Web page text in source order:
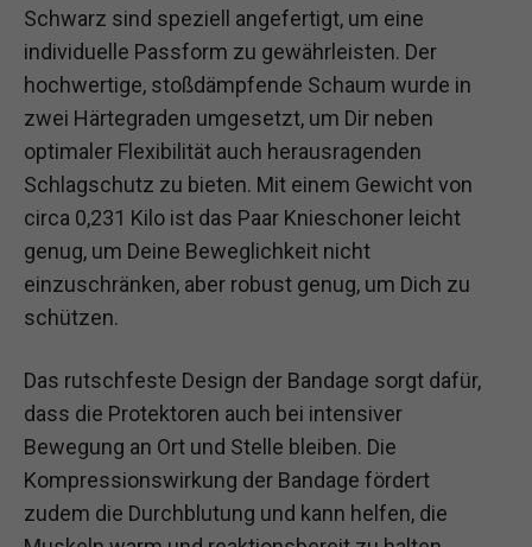
Schwarz sind speziell angefertigt, um eine
individuelle Passform zu gewährleisten. Der
hochwertige, stoßdämpfende Schaum wurde in
zwei Härtegraden umgesetzt, um Dir neben
optimaler Flexibilität auch herausragenden
Schlagschutz zu bieten. Mit einem Gewicht von
circa 0,231 Kilo ist das Paar Knieschoner leicht
genug, um Deine Beweglichkeit nicht
einzuschränken, aber robust genug, um Dich zu
schützen.
Das rutschfeste Design der Bandage sorgt dafür,
dass die Protektoren auch bei intensiver
Bewegung an Ort und Stelle bleiben. Die
Kompressionswirkung der Bandage fördert
zudem die Durchblutung und kann helfen, die